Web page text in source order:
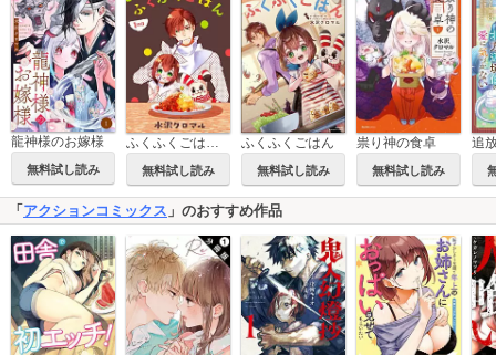
龍神様のお嫁様
無料試し読み 無料試し読み
ふくふくごはん
無料試し読み
祟り神の食卓
無料試し読み
「 アクションコミックス 」のおすすめ作品